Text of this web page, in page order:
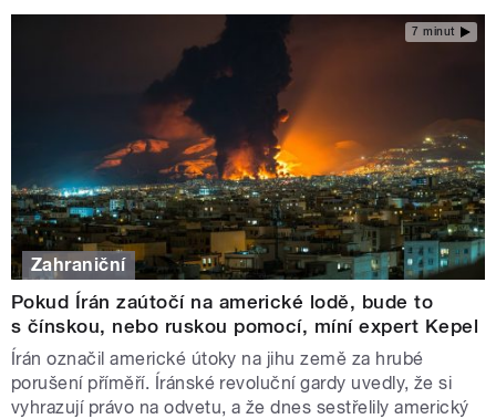
7 minut
Zahraniční
Pokud Írán zaútočí na americké lodě, bude to
s čínskou, nebo ruskou pomocí, míní expert Kepel
Írán označil americké útoky na jihu země za hrubé
porušení příměří. Íránské revoluční gardy uvedly, že si
vyhrazují právo na odvetu, a že dnes sestřelily americký